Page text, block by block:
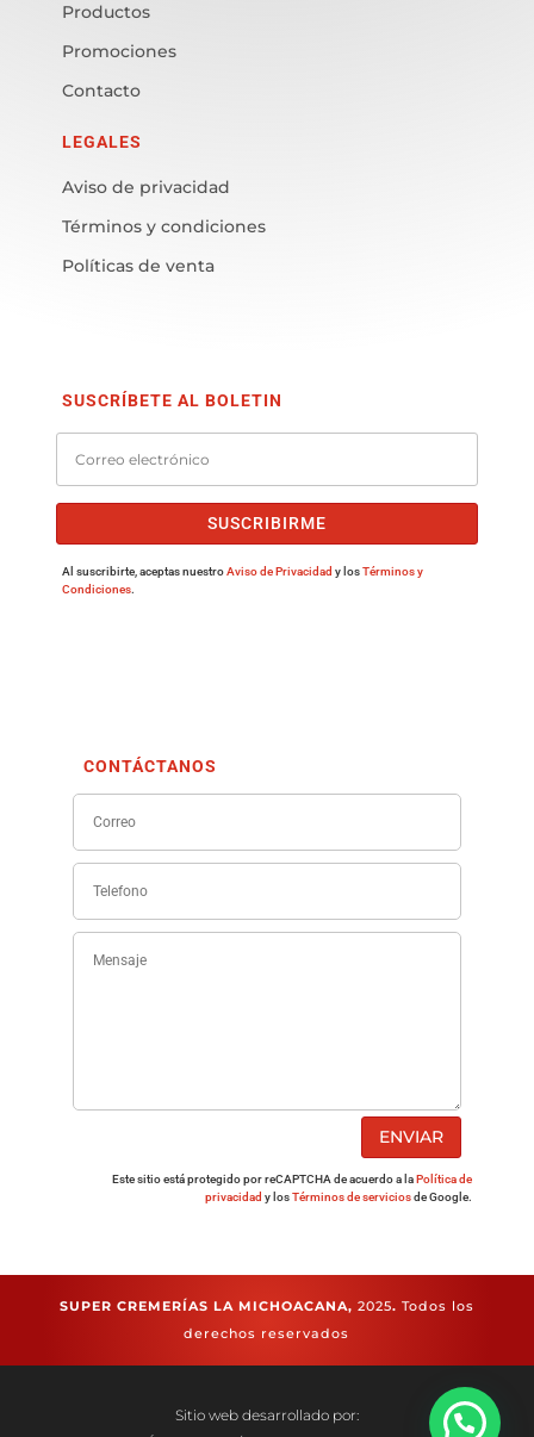
Productos
Promociones
Contacto
LEGALES
Aviso de privacidad
Términos y condiciones
Políticas de venta
SUSCRÍBETE AL BOLETIN
SUSCRIBIRME
Al suscribirte, aceptas nuestroAviso de Privacidad y losTérminos y
Condiciones.
CONTÁCTANOS
ENVIAR
Este sitio está protegido por reCAPTCHA de acuerdo a laPolítica de
privacidad y losTérminos de serviciosde Google.
SUPER CREMERÍAS LA MICHOACANA, 2025. Todos los
derechos reservados
Sitio web desarrollado por: